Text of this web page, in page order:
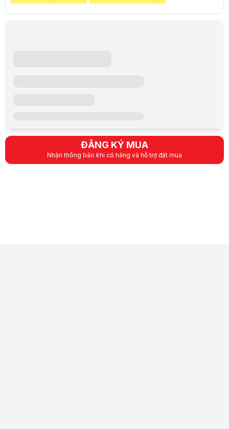
Kích thước đầu đèn (mm): 415*365*90mm
ĐĂNG KÝ MUA
Nhận thông báo khi có hàng và hỗ trợ đặt mua